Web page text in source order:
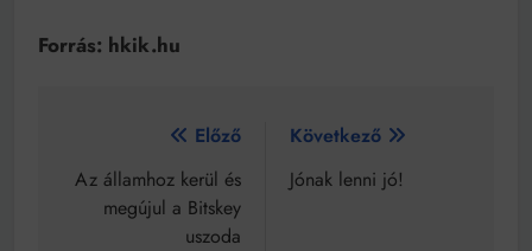
Forrás: hkik.hu
Bejegyzés
navigáció
Előző
Az államhoz kerül és
megújul a Bitskey
uszoda
Következő
Jónak lenni jó!